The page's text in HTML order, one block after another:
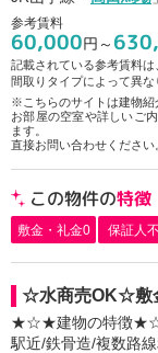
参考賃料
60,000円～
記載されている参考賃料は
間取りタイプによって異な
※こちらのサイトは建物紹
お部屋の空室や詳しいご
ます。
直接お問い合わせください
この物件の特徴
敷金・礼金0 保証人
☆水商売OK☆敷
★☆★建物の特徴
駅近/鉄骨造/複数路